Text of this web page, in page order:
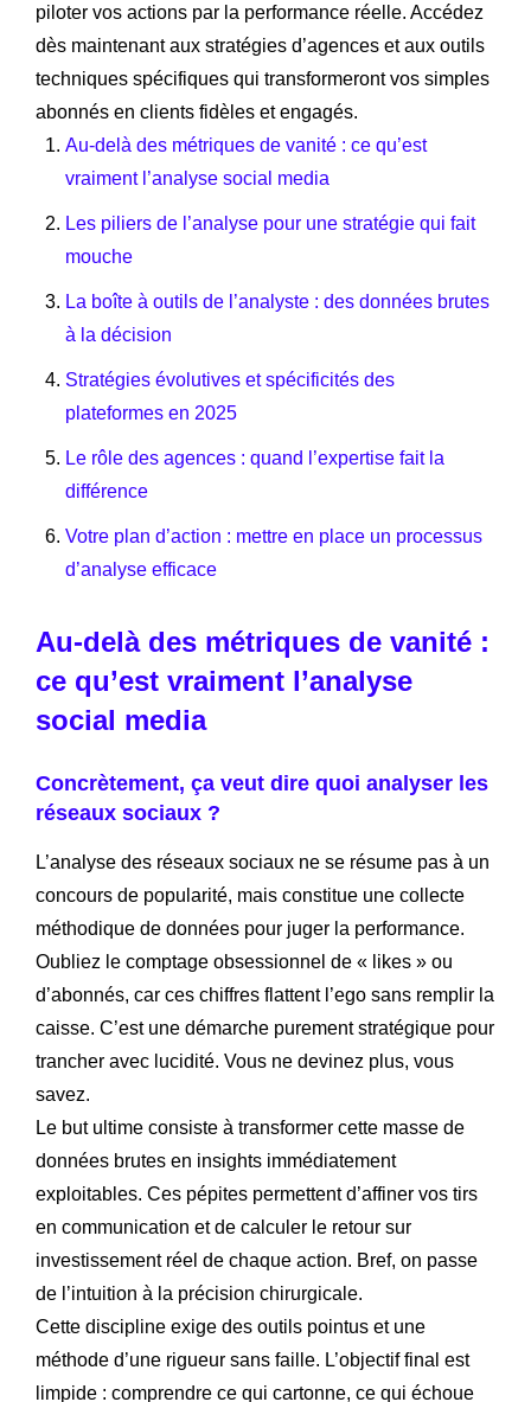
piloter vos actions par la performance réelle. Accédez
dès maintenant aux stratégies d’agences et aux outils
techniques spécifiques qui transformeront vos simples
abonnés en clients fidèles et engagés.
Au-delà des métriques de vanité : ce qu’est
vraiment l’analyse social media
Les piliers de l’analyse pour une stratégie qui fait
mouche
La boîte à outils de l’analyste : des données brutes
à la décision
Stratégies évolutives et spécificités des
plateformes en 2025
Le rôle des agences : quand l’expertise fait la
différence
Votre plan d’action : mettre en place un processus
d’analyse efficace
Au-delà des métriques de vanité :
ce qu’est vraiment l’analyse
social media
Concrètement, ça veut dire quoi analyser les
réseaux sociaux ?
L’analyse des réseaux sociaux ne se résume pas à un
concours de popularité, mais constitue une collecte
méthodique de données pour juger la performance.
Oubliez le comptage obsessionnel de « likes » ou
d’abonnés, car ces chiffres flattent l’ego sans remplir la
caisse. C’est une démarche purement stratégique pour
trancher avec lucidité. Vous ne devinez plus, vous
savez.
Le but ultime consiste à transformer cette masse de
données brutes en insights immédiatement
exploitables. Ces pépites permettent d’affiner vos tirs
en communication et de calculer le retour sur
investissement réel de chaque action. Bref, on passe
de l’intuition à la précision chirurgicale.
Cette discipline exige des outils pointus et une
méthode d’une rigueur sans faille. L’objectif final est
limpide : comprendre ce qui cartonne, ce qui échoue